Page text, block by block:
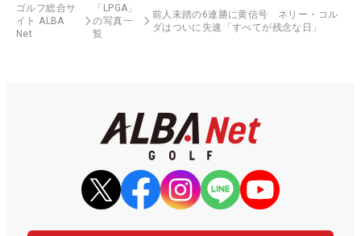
ゴルフ総合サ
イト ALBA
Net
「LPGA」
の写真一
覧
前人未踏の6連勝に黄信号 ネリー・コル
ダはついに失速「すべてが残念な日」